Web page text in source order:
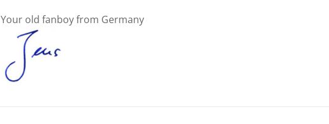
Your old fanboy from Germany